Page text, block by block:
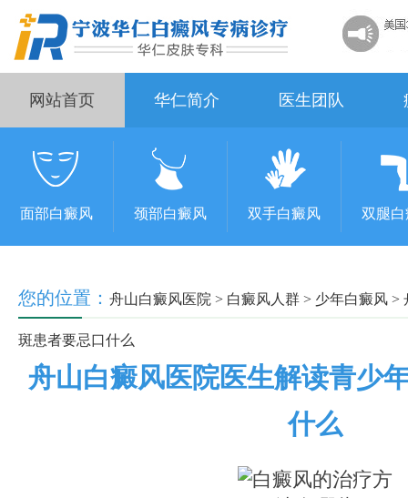
网站首页 华仁简介 医生团队
面部白癜风 颈部白癜风 双手白癜风 双腿
您的位置： 舟山白癜风医院 > 白癜风人群 > 少年白癜风 >
斑患者要忌口什么
舟山白癜风医院医生解读青少
什么